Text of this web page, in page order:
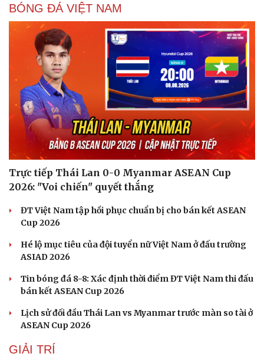
Sức khỏe
Dinh dưỡng - món ngon
Cây thuốc
Sản phụ khoa
Nhi khoa
Nam khoa
Làm đẹp - giảm cân
Phòng mạch online
Ăn sạch sống khỏe
Đời sống
Nhà đẹp
Tình yêu - Gia đình
BÓNG ĐÁ VIỆT NAM
Trực tiếp Thái Lan 0-0 Myanmar ASEAN Cup
2026: "Voi chiến" quyết thắng
ĐT Việt Nam tập hồi phục chuẩn bị cho bán kết ASEAN
Cup 2026
Hé lộ mục tiêu của đội tuyển nữ Việt Nam ở đấu trường
ASIAD 2026
Tin bóng đá 8-8: Xác định thời điểm ĐT Việt Nam thi đấu
bán kết ASEAN Cup 2026
Lịch sử đối đầu Thái Lan vs Myanmar trước màn so tài ở
ASEAN Cup 2026
GIẢI TRÍ